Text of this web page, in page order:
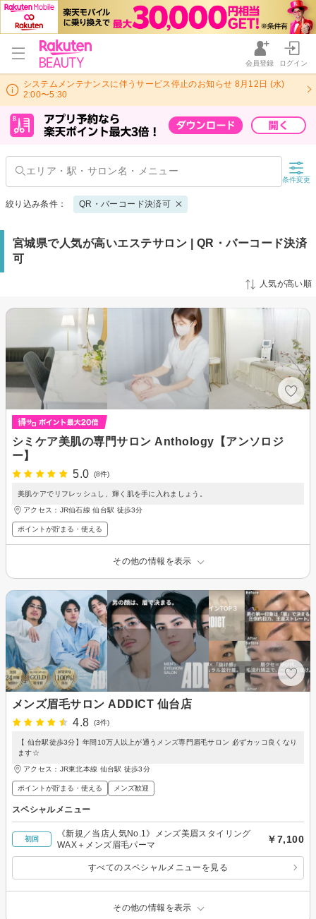
会員登録 ログイン
システムメンテナンスに伴うサービス停止のお知らせ 8月12日 (水)
2:00〜5:30
条件変更
絞り込み条件： QR・バーコード決済可
宮城県で人気が高いエステサロン | QR・バーコード決済
可
人気が高い順
シミケア美肌の専門サロン Anthology【アンソロジ
ー】
5.0
(8件)
美肌ケアでリフレッシュし、輝く肌を手に入れましょう。
アクセス：JR仙石線 仙台駅 徒歩3分
ポイントが貯まる・使える
その他の情報を表示
メンズ眉毛サロン ADDICT 仙台店
4.8
(3件)
【 仙台駅徒歩3分】年間10万人以上が通うメンズ専門眉毛サロン 必ずカッコ良くなり
ます☆
アクセス：JR東北本線 仙台駅 徒歩3分
ポイントが貯まる・使える メンズ歓迎
スペシャルメニュー
初回
《新規／当店人気No.1》メンズ美眉スタイリング
WAX＋メンズ眉毛パーマ
￥7,100
すべてのスペシャルメニューを見る
その他の情報を表示